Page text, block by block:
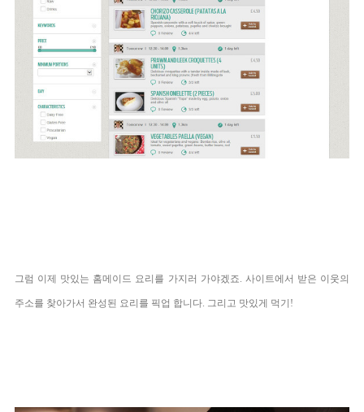
그럼 이제 맛있는 홈메이드 요리를 가지러 가야겠죠. 사이트에서 받은 이웃의
주소를 찾아가서 완성된 요리를 픽업 합니다. 그리고 맛있게 먹기!